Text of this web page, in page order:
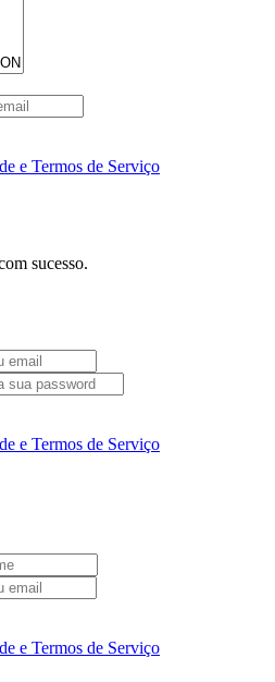
e Termos de Serviço
sucesso.
e Termos de Serviço
e Termos de Serviço